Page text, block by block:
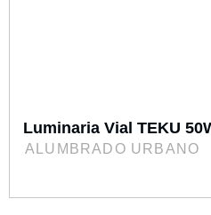
Luminaria Vial TEKU
ALUMBRADO URBANO